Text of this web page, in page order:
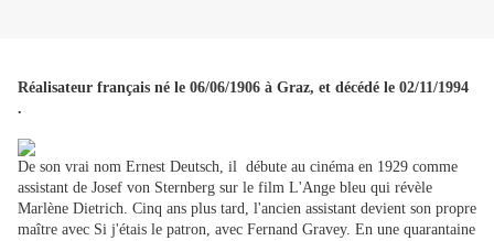
Réalisateur français né le 06/06/1906 à Graz, et décédé le 02/11/1994
.
De son vrai nom Ernest Deutsch, il débute au cinéma en 1929 comme
assistant de Josef von Sternberg sur le film L'Ange bleu qui révèle
Marlène Dietrich. Cinq ans plus tard, l'ancien assistant devient son propre
maître avec Si j'étais le patron, avec Fernand Gravey. En une quarantaine